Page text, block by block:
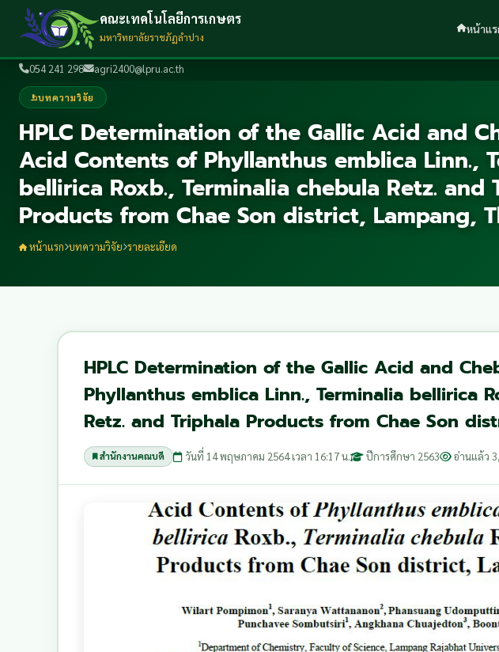
054 241 298 agri2400@lpru.ac.th
คณะเทคโนโลยีการเกษตร
มหาวิทยาลัยราชภัฏลำปาง
หน้าแ
บทความวิจัย
HPLC Determination of the Gallic Acid and
Acid Contents of Phyllanthus emblica Linn.,
bellirica Roxb., Terminalia chebula Retz. and
Products from Chae Son district, Lampang,
หน้าแรก บทความวิจัย รายละเอียด
HPLC Determination of the Gallic Acid and
Phyllanthus emblica Linn., Terminalia bellirica
Retz. and Triphala Products from Chae Son
สำนักงานคณบดี วันที่ 14 พฤษภาคม 2564 เวลา 16:17 น. ปีการศึกษา 2563 อ่านแล้ว